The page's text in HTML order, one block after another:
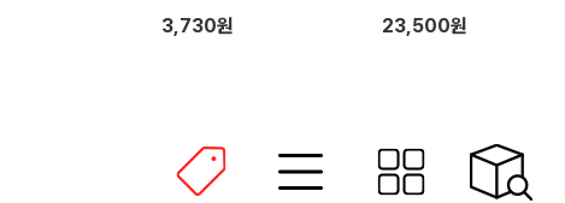
3,730원 23,500원